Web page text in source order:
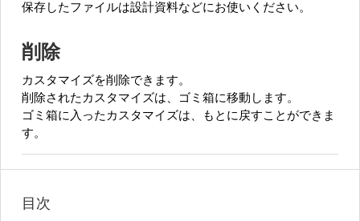
保存したファイルは設計資料などにお使いください。
削除
カスタマイズを削除できます。
削除されたカスタマイズは、ゴミ箱に移動します。
ゴミ箱に入ったカスタマイズは、もとに戻すことができま
す。
目次